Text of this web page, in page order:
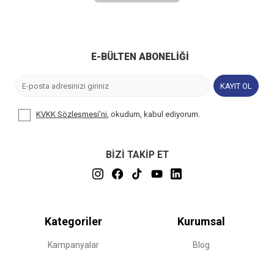
E-BÜLTEN ABONELIĞI
KAYIT OL
KVKK Sözleşmesi'ni, okudum, kabul ediyorum.
BİZİ TAKİP ET
Kategoriler
Kampanyalar
Kurumsal
Blog